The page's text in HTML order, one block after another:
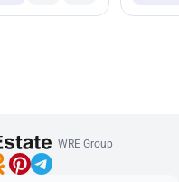
WRE Group